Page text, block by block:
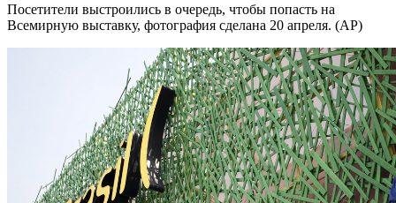
Посетители выстроились в очередь, чтобы попасть на
Всемирную выставку, фотография сделана 20 апреля. (AP)